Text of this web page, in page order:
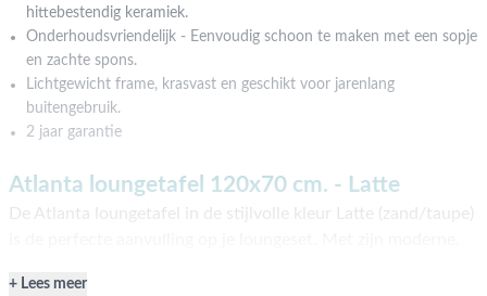
hittebestendig keramiek.
Onderhoudsvriendelijk - Eenvoudig schoon te maken met een sopje
en zachte spons.
Lichtgewicht frame, krasvast en geschikt voor jarenlang
buitengebruik.
2 jaar garantie
Atlanta loungetafel 120x70 cm. - Latte
De Atlanta loungetafel in de stijlvolle kleur Latte (zand/taupe)
comfortabele hoogte van 43 cm biedt deze tafel volop ruimte
Lees meer